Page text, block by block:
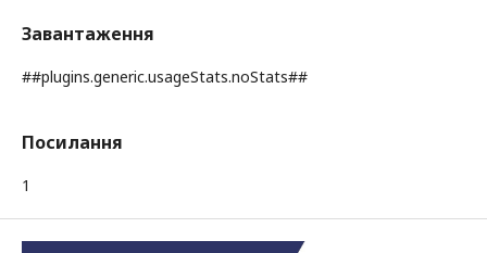
Завантаження
##plugins.generic.usageStats.noStats##
Посилання
1